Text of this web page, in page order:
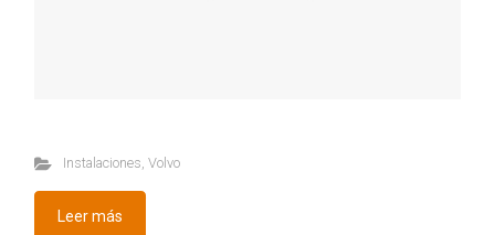
Instalaciones, Volvo
Leer más